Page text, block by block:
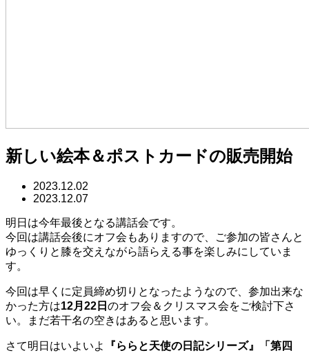
新しい絵本＆ポストカードの販売開始
2023.12.02
2023.12.07
明日は今年最後となる講話会です。
今回は講話会後にオフ会もありますので、ご参加の皆さんと
ゆっくりと膝を交えながら語らえる事を楽しみにしていま
す。
今回は早くに定員締め切りとなったようなので、参加出来な
かった方は12月22日 のオフ会＆クリスマス会をご検討下さ
い。まだ若干名の空きはあると思います。
さて明日はいよいよ
『ららと天使の日記シリーズ』「第四